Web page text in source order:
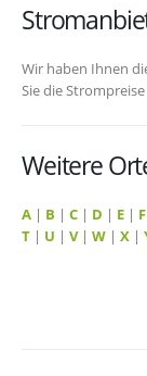
Wir haben Ihnen
Sie die
Weitere
A | B | C | D | E | F
T | U | V| W | X |